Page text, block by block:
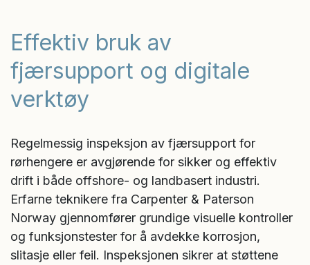
Effektiv bruk av
fjærsupport og digitale
verktøy
Regelmessig inspeksjon av fjærsupport for
rørhengere er avgjørende for sikker og effektiv
drift i både offshore- og landbasert industri.
Erfarne teknikere fra Carpenter & Paterson
Norway gjennomfører grundige visuelle kontroller
og funksjonstester for å avdekke korrosjon,
slitasje eller feil. Inspeksjonen sikrer at støttene